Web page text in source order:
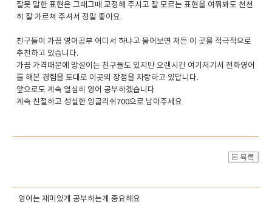
잘못 말한 표현은 그때그때 교정해 주시고 잘 모르는 표현을 여쭤봐도 천천
히 잘 가르쳐 주셔서 정말 좋아요.
친구들이 가끔 영어공부 어디서 하냐고 물어보면 저든 이 곳을 적극적으로
추천하고 있습니다.
가끔 가격때문에 망설이는 친구들도 있지만 오랜시간 여기저기서 전화영어
를 해본 경험을 토대로 이곳의 장점을 자랑하고 있답니다.
앞으로도 계속 열심히 영어 공부하겠습니다
계속 친절하고 성실한 잉글리쉬700으로 남아주세요
영어는 재미있게 공부하는게 중요해요